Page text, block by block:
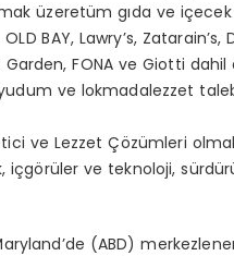
üzeretüm gıda ve içecek
OLD BAY, Lawry’s, Zatarain’s,
FONA ve Giotti dahil
ve lokmadalezzet
ve Lezzet Çözümleri
, içgörüler ve teknoloji,
’de (ABD)